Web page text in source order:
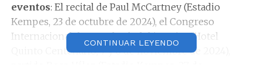
eventos: El recital de Paul McCartney (Estadio
Kempes, 23 de octubre de 2024), el Congreso
Internacional de Oncología del interior (Hotel
Quinto Centenario, 7 y 8 de noviembre de 2024),
CONTINUAR LEYENDO